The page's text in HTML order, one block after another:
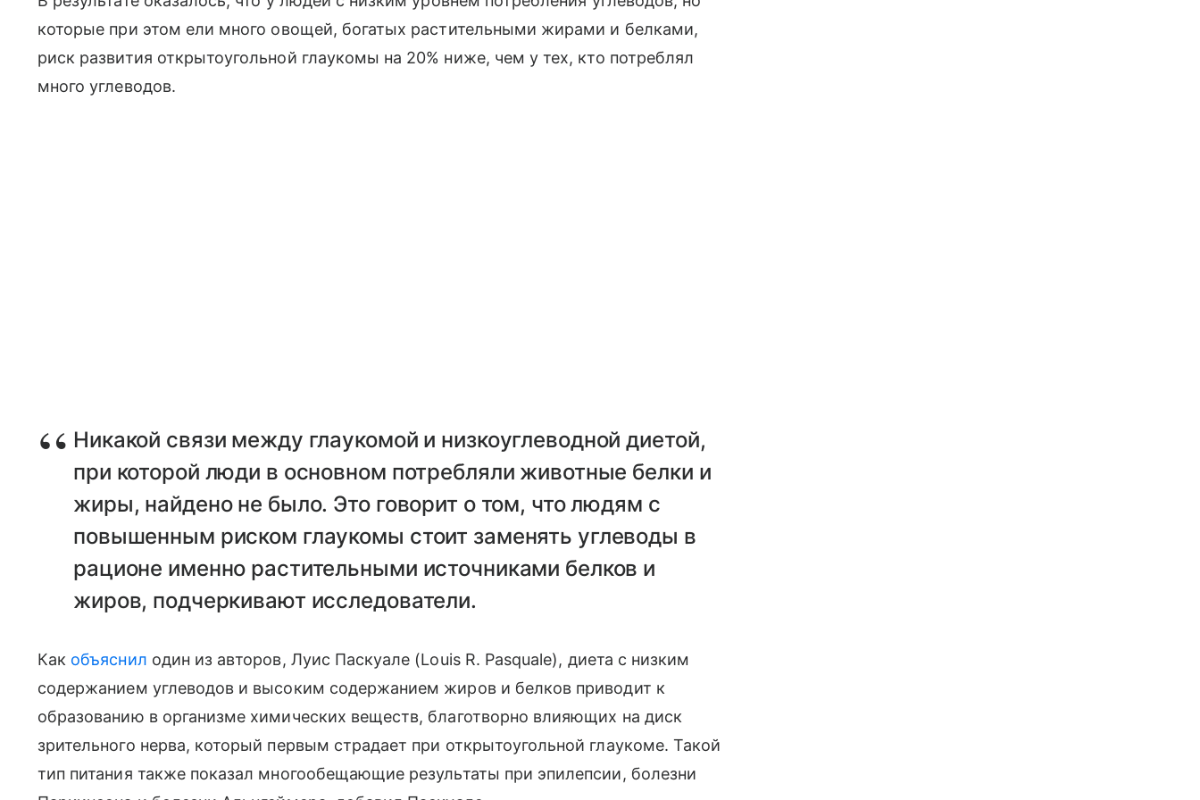
которые при этом ели много овощей, богатых растительными жирами и белками,
риск развития открытоугольной глаукомы на 20% ниже, чем у тех, кто потреблял
много углеводов.
Никакой связи между глаукомой и низкоуглеводной диетой,
при которой люди в основном потребляли животные белки и
жиры, найдено не было. Это говорит о том, что людям с
повышенным риском глаукомы стоит заменять углеводы в
рационе именно растительными источниками белков и
жиров, подчеркивают исследователи.
Как объяснил один из авторов, Луис Паскуале (Louis R. Pasquale), диета с низким
содержанием углеводов и высоким содержанием жиров и белков приводит к
образованию в организме химических веществ, благотворно влияющих на диск
зрительного нерва, который первым страдает при открытоугольной глаукоме. Такой
тип питания также показал многообещающие результаты при эпилепсии, болезни